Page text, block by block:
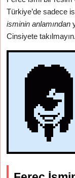
Türkiye’de sadece
isminin anlamından
Cinsiyete